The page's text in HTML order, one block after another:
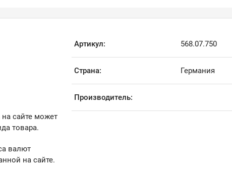
сайте может
товара.
валют
на сайте.
Артикул: 568.07.750
Страна: Германия
Производитель: